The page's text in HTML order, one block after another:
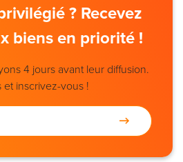
? Recevez
biens en priorité !
4 jours avant leur diffusion.
inscrivez-vous !